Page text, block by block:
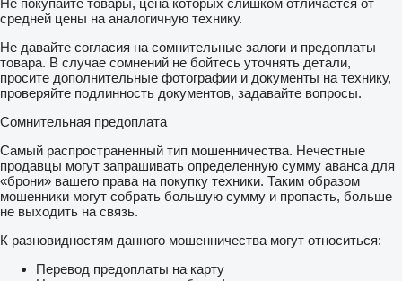
Не покупайте товары, цена которых слишком отличается от
средней цены на аналогичную технику.
Не давайте согласия на сомнительные залоги и предоплаты
товара. В случае сомнений не бойтесь уточнять детали,
просите дополнительные фотографии и документы на технику,
проверяйте подлинность документов, задавайте вопросы.
Сомнительная предоплата
Самый распространенный тип мошенничества. Нечестные
продавцы могут запрашивать определенную сумму аванса для
«брони» вашего права на покупку техники. Таким образом
мошенники могут собрать большую сумму и пропасть, больше
не выходить на связь.
К разновидностям данного мошенничества могут относиться:
Перевод предоплаты на карту